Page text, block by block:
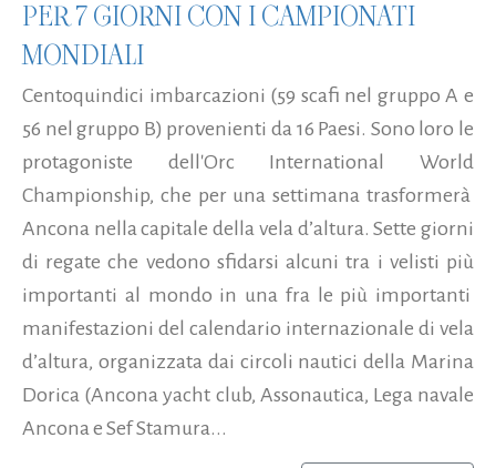
PER 7 GIORNI CON I CAMPIONATI
MONDIALI
Centoquindici imbarcazioni (59 scafi nel gruppo A e
56 nel gruppo B) provenienti da 16 Paesi. Sono loro le
protagoniste dell'Orc International World
Championship, che per una settimana trasformerà
Ancona nella capitale della vela d’altura. Sette giorni
di regate che vedono sfidarsi alcuni tra i velisti più
importanti al mondo in una fra le più importanti
manifestazioni del calendario internazionale di vela
d’altura, organizzata dai circoli nautici della Marina
Dorica (Ancona yacht club, Assonautica, Lega navale
Ancona e Sef Stamura...